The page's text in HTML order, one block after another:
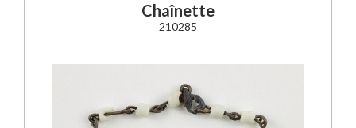
Chaînette
210285